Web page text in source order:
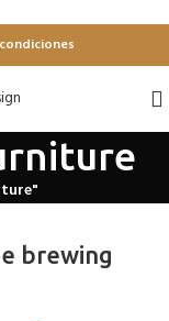
condiciones
brewing